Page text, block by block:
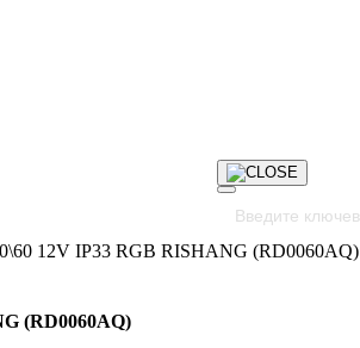
12V IP33 RGB RISHANG (RD0060AQ)
(RD0060AQ)